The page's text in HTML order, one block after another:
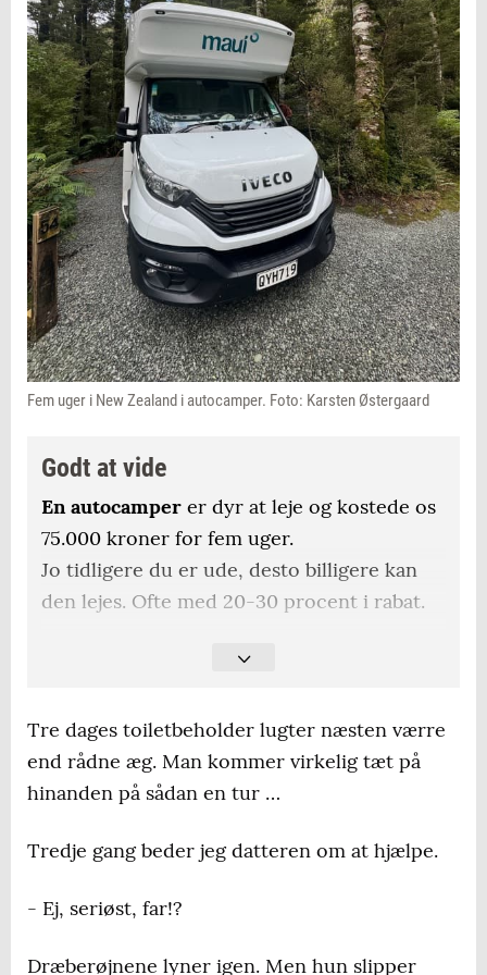
Fem uger i New Zealand i autocamper. Foto: Karsten Østergaard
Godt at vide
En autocamper er dyr at leje og kostede os
75.000 kroner for fem uger.
Jo tidligere du er ude, desto billigere kan
den lejes. Ofte med 20-30 procent i rabat.
langt billigere at vælge at leje sin
til syd.
Jo senerepå højsæsonen du lejer, desto
sommervejret i New Zealand er oftest bedst
januar.
Der er vidtforskellige versioner af
Tre dages toiletbeholder lugter næsten værre
end rådne æg. Man kommer virkelig tæt på
hinanden på sådan en tur …
Tredje gang beder jeg datteren om at hjælpe.
- Ej, seriøst, far!?
Dræberøjnene lyner igen. Men hun slipper